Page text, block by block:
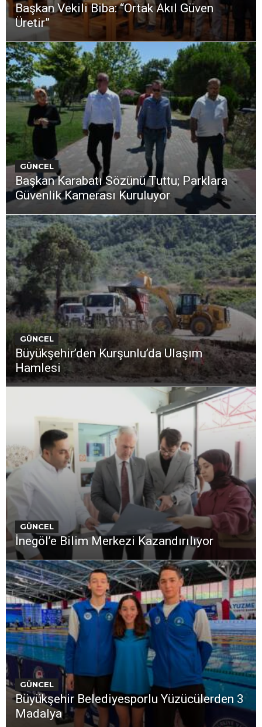
Başkan Vekili Biba: “Ortak Akıl Güven
Üretir”
GÜNCEL
Başkan Karabatı Sözünü Tuttu; Parklara
Güvenlik Kamerası Kuruluyor
GÜNCEL
Büyükşehir’den Kurşunlu’da Ulaşım
Hamlesi
GÜNCEL
İnegöl’e Bilim Merkezi Kazandırılıyor
GÜNCEL
Büyükşehir Belediyesporlu Yüzücülerden 3
Madalya